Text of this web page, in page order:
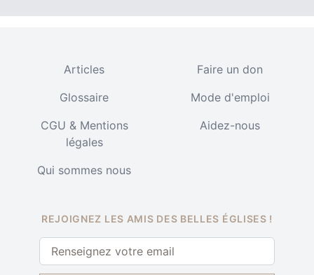
Articles
Faire un don
Glossaire
Mode d'emploi
CGU & Mentions
légales
Aidez-nous
Qui sommes nous
REJOIGNEZ LES AMIS DES BELLES ÉGLISES !